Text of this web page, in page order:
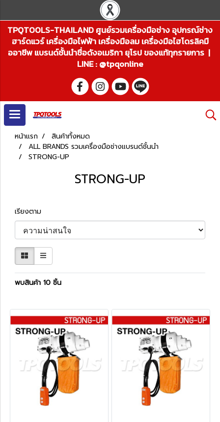
TPQTOOLS-THAILAND ศูนย์รวมเครื่องมือช่าง อุปกรณ์ช่าง
ฮาร์ดแวร์ เครื่องมือไฟฟ้า เครื่องมือลม เครื่องมือไฮโดรลิคมื
ออาชีพ แบรนด์ชั้นนำชื่อดังอเมริกา ยุโรป ของแท้ทุกรายการ |
LINE : @tpqonline
หน้าแรก
สินค้าทั้งหมด
ALL BRANDS รวมเครื่องมือช่างแบรนด์ชั้นนำ
STRONG-UP
STRONG-UP
เรียงตาม
พบสินค้า 10 ชิ้น